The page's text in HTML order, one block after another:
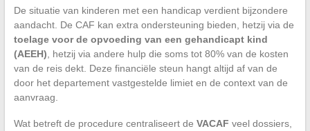
De situatie van kinderen met een handicap verdient bijzondere
aandacht. De CAF kan extra ondersteuning bieden, hetzij via de
toelage voor de opvoeding van een gehandicapt kind
(AEEH) , hetzij via andere hulp die soms tot 80% van de kosten
van de reis dekt. Deze financiële steun hangt altijd af van de
door het departement vastgestelde limiet en de context van de
aanvraag.
Wat betreft de procedure centraliseert de VACAF veel dossiers,